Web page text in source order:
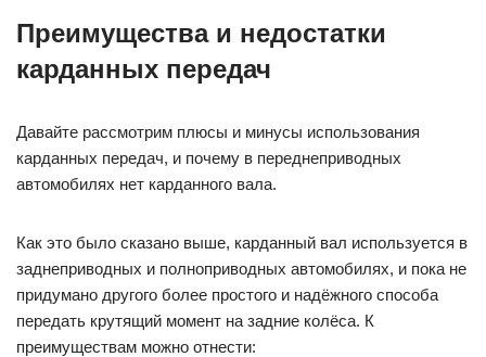
Преимущества и недостатки
карданных передач
Давайте рассмотрим плюсы и минусы использования
карданных передач, и почему в переднеприводных
автомобилях нет карданного вала.
Как это было сказано выше, карданный вал используется в
заднеприводных и полноприводных автомобилях, и пока не
придумано другого более простого и надёжного способа
передать крутящий момент на задние колёса. К
преимуществам можно отнести: